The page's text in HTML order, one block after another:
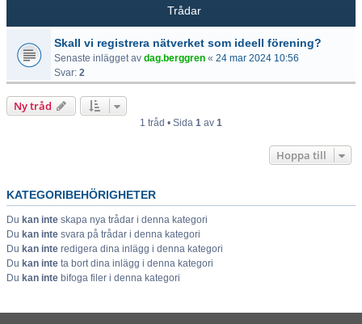
Trådar
Skall vi registrera nätverket som ideell förening?
Senaste inlägget av dag.berggren « 24 mar 2024 10:56
Svar: 2
Ny tråd
1 tråd • Sida 1 av 1
Hoppa till
KATEGORIBEHÖRIGHETER
Du kan inte skapa nya trådar i denna kategori
Du kan inte svara på trådar i denna kategori
Du kan inte redigera dina inlägg i denna kategori
Du kan inte ta bort dina inlägg i denna kategori
Du kan inte bifoga filer i denna kategori